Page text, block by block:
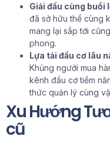
Giải đấu cùng buổi
đã sở hữu thể cùng
mang lại sắp tới
phong.
Lựa tải đầu cơ lâu
Khủng người mua
kênh đầu cơ tiềm
thức quản lý cùng
Xu Hướng
cũ